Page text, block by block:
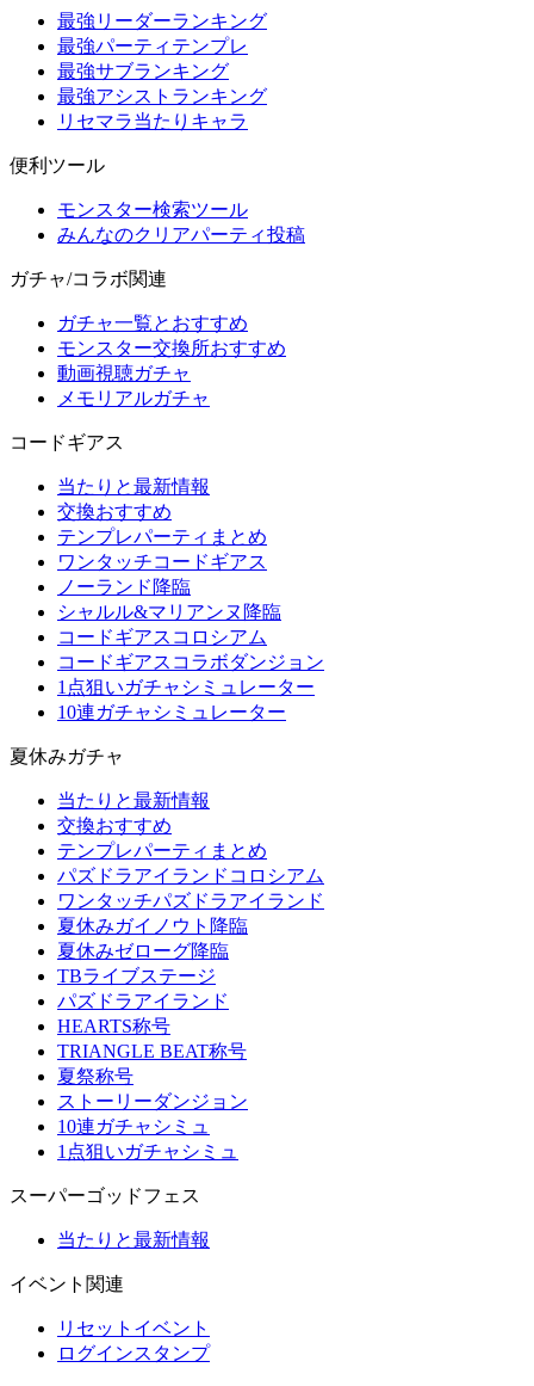
最強リーダーランキング
最強パーティテンプレ
最強サブランキング
最強アシストランキング
リセマラ当たりキャラ
便利ツール
モンスター検索ツール
みんなのクリアパーティ投稿
ガチャ/コラボ関連
ガチャ一覧とおすすめ
モンスター交換所おすすめ
動画視聴ガチャ
メモリアルガチャ
コードギアス
当たりと最新情報
交換おすすめ
テンプレパーティまとめ
ワンタッチコードギアス
ノーランド降臨
シャルル&マリアンヌ降臨
コードギアスコロシアム
コードギアスコラボダンジョン
1点狙いガチャシミュレーター
10連ガチャシミュレーター
夏休みガチャ
当たりと最新情報
交換おすすめ
テンプレパーティまとめ
パズドラアイランドコロシアム
ワンタッチパズドラアイランド
夏休みガイノウト降臨
夏休みゼローグ降臨
TBライブステージ
パズドラアイランド
HEARTS称号
TRIANGLE BEAT称号
夏祭称号
ストーリーダンジョン
10連ガチャシミュ
1点狙いガチャシミュ
スーパーゴッドフェス
当たりと最新情報
イベント関連
リセットイベント
ログインスタンプ